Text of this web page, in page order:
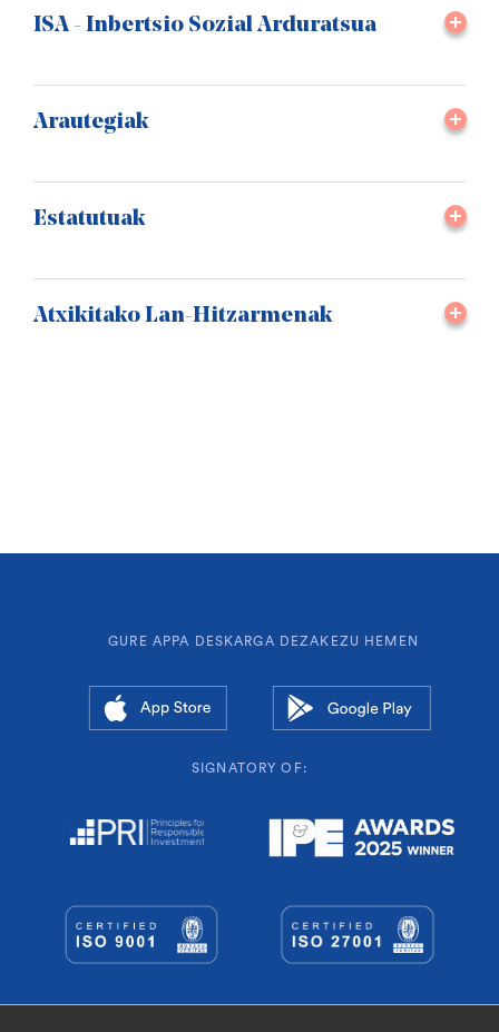
ISA - Inbertsio Sozial Arduratsua
Arautegiak
Estatutuak
Atxikitako Lan-Hitzarmenak
GURE APPA DESKARGA DEZAKEZU HEMEN
SIGNATORY OF: